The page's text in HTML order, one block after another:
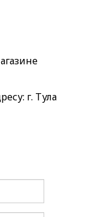
г. Тула